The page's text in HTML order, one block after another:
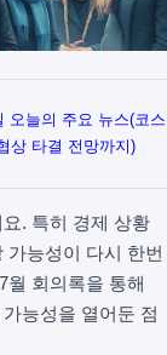
오늘의 주요 뉴스(코스
상 타결 전망까지)
. 특히 경제 상황
가능성이 다시 한번
월 회의록을 통해
능성을 열어둔 점